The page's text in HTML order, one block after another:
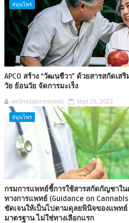
สมุนไพร
APCO สร้าง “วัฒนชีวา” ด้วยสารสกัดเ
วัย ย้อนวัย จัดการมะเร็ง
wellnesstimesnews Sept 28, 2023
สมุนไพร
กรมการแพทย์ชี้การใช้สารสกัดกัญชาใ
ทางการแพทย์ (Guidance on
ชัดเจนให้เป็นไปตามดุลยพินิจของแพทย์
มาตรฐาน ไม่ใช่ทางเลือกแรก